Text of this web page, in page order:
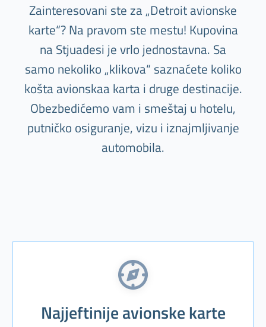
Zainteresovani ste za „Detroit avionske
karte“? Na pravom ste mestu! Kupovina
na Stjuadesi je vrlo jednostavna. Sa
samo nekoliko „klikova“ saznaćete koliko
košta avionskaa karta i druge destinacije.
Obezbedićemo vam i smeštaj u hotelu,
putničko osiguranje, vizu i iznajmljivanje
automobila.
Najjeftinije avionske karte